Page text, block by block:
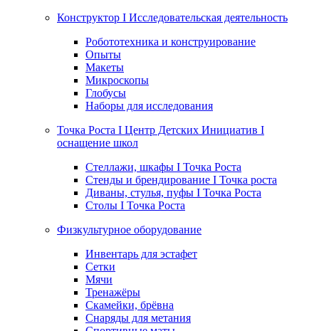
Конструктор I Исследовательская деятельность
Робототехника и конструирование
Опыты
Макеты
Микроскопы
Глобусы
Наборы для исследования
Точка Роста I Центр Детских Инициатив I
оснащение школ
Стеллажи, шкафы I Точка Роста
Стенды и брендирование I Точка роста
Диваны, стулья, пуфы I Точка Роста
Столы I Точка Роста
Физкультурное оборудование
Инвентарь для эстафет
Сетки
Мячи
Тренажёры
Скамейки, брёвна
Снаряды для метания